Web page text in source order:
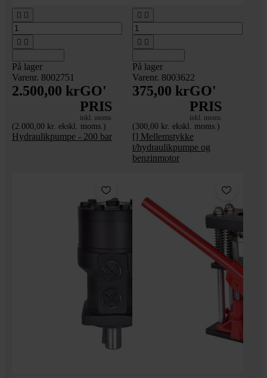
 
 
På lager
Varenr. 8002751
2.500,00 krGO'
PRIS
inkl. moms
(2.000,00 kr. ekskl. moms.)
Hydraulikpumpe - 200 bar
 
 
På lager
Varenr. 8003622
375,00 krGO'
PRIS
inkl. moms
(300,00 kr. ekskl. moms.)
[] Mellemstykke
t/hydraulikpumpe og
benzinmotor